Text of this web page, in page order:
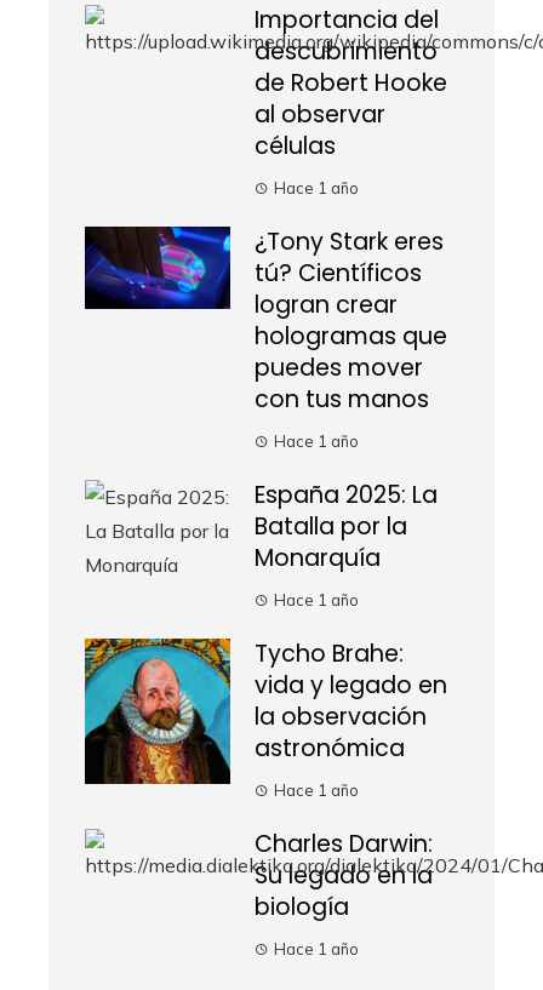
Importancia del
descubrimiento
de Robert Hooke
al observar
células
Hace 1 año
¿Tony Stark eres
tú? Científicos
logran crear
hologramas que
puedes mover
con tus manos
Hace 1 año
España 2025: La
Batalla por la
Monarquía
Hace 1 año
Tycho Brahe:
vida y legado en
la observación
astronómica
Hace 1 año
Charles Darwin:
Su legado en la
biología
Hace 1 año